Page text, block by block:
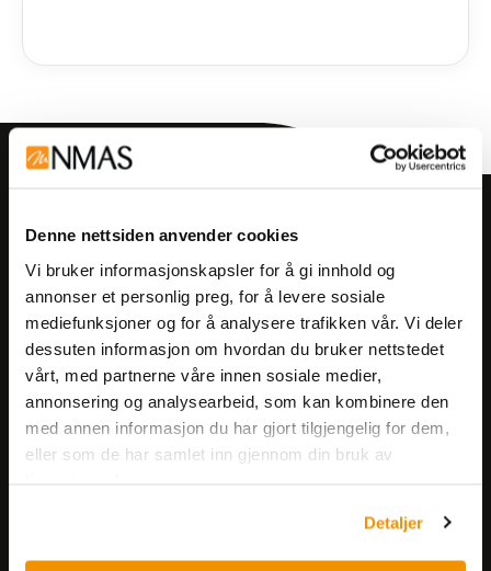
Denne nettsiden anvender cookies
Vi bruker informasjonskapsler for å gi innhold og
annonser et personlig preg, for å levere sosiale
mediefunksjoner og for å analysere trafikken vår. Vi deler
dessuten informasjon om hvordan du bruker nettstedet
vårt, med partnerne våre innen sosiale medier,
annonsering og analysearbeid, som kan kombinere den
med annen informasjon du har gjort tilgjengelig for dem,
eller som de har samlet inn gjennom din bruk av
Detaljer
Meld deg på vårt nyhetsbrev!
arrangementer og kampanjer.
Meld på nyhetsbrev